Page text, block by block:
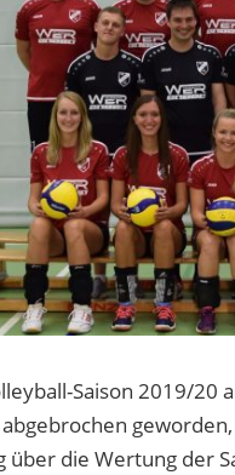
Saison 2019/20
über die Wertung der